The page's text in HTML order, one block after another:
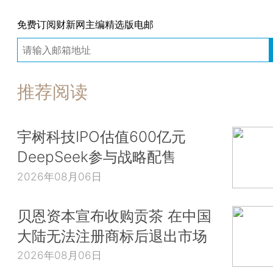
免费订阅财新网主编精选版电邮
推荐阅读
宇树科技IPO估值600亿元
DeepSeek参与战略配售
2026年08月06日
贝恩资本宣布收购贡茶 在中国
大陆无法注册商标后退出市场
2026年08月06日